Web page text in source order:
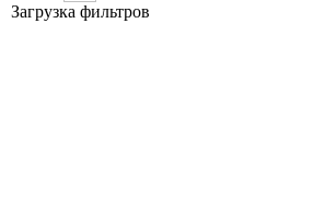
Загрузка фильтров